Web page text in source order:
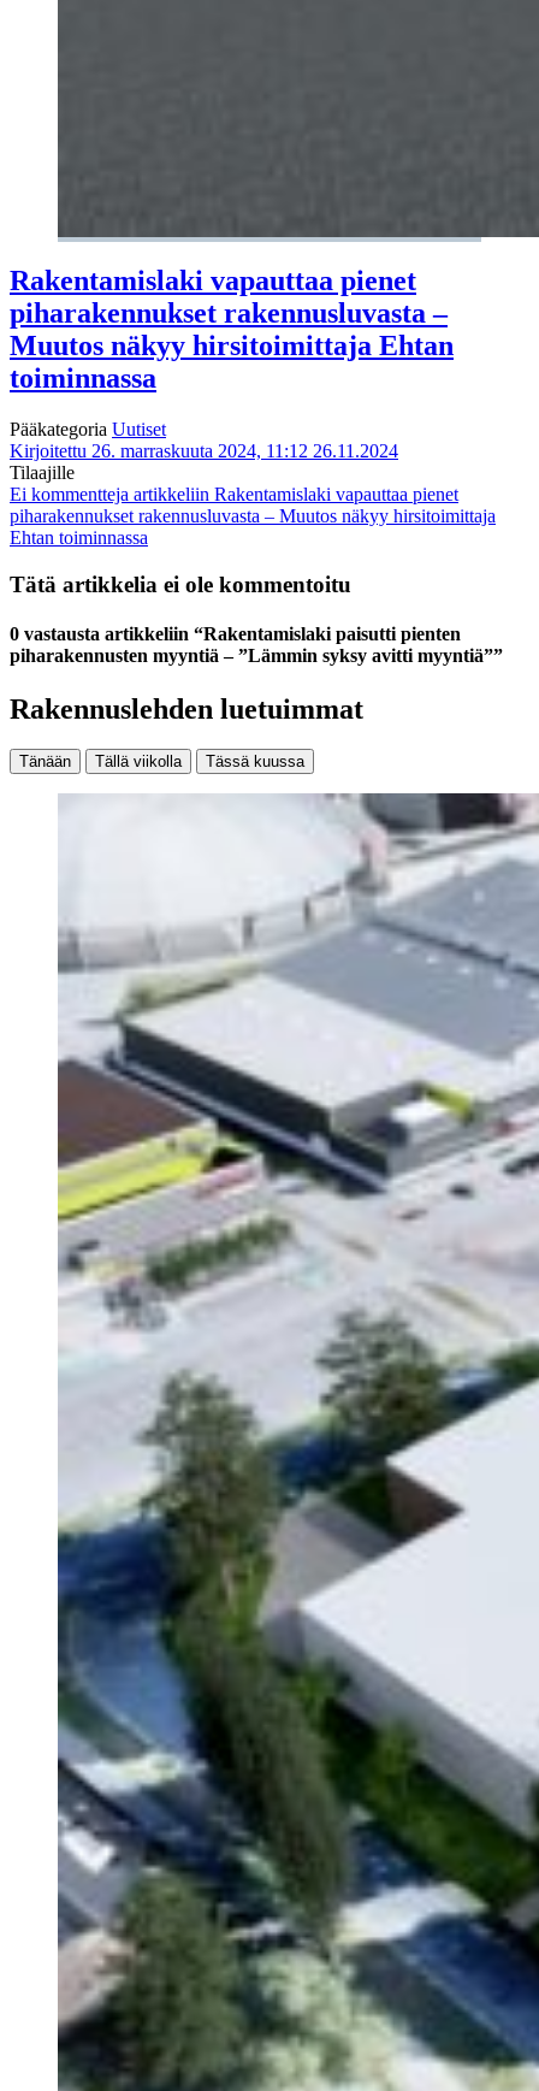
Rakentamislaki vapauttaa pienet
piharakennukset rakennusluvasta –
Muutos näkyy hirsitoimittaja Ehtan
toiminnassa
Pääkategoria Uutiset
Kirjoitettu 26. marraskuuta 2024, 11:12 26.11.2024
Tilaajille
Ei kommentteja artikkeliin Rakentamislaki vapauttaa pienet
piharakennukset rakennusluvasta – Muutos näkyy hirsitoimittaja
Ehtan toiminnassa
Tätä artikkelia ei ole kommentoitu
0 vastausta artikkeliin “Rakentamislaki paisutti pienten
piharakennusten myyntiä – ”Lämmin syksy avitti myyntiä””
Rakennuslehden luetuimmat
Tänään Tällä viikolla Tässä kuussa